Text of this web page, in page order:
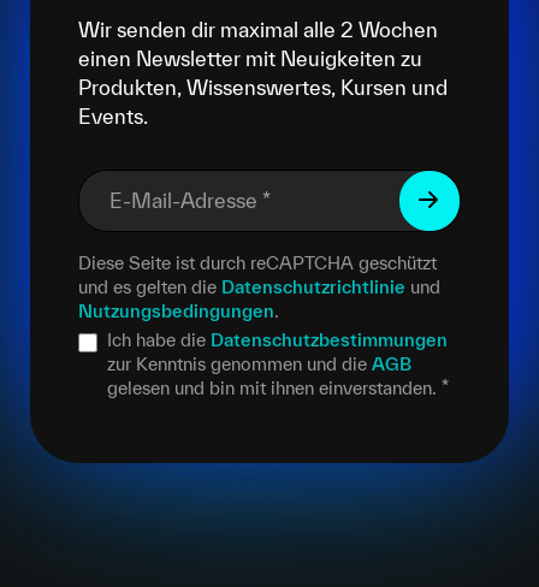
Wir senden dir maximal alle 2 Wochen
einen Newsletter mit Neuigkeiten zu
Produkten, Wissenswertes, Kursen und
Events.
E-Mail-Adresse *
Diese Seite ist durch reCAPTCHA geschützt
und es gelten die Datenschutzrichtlinie und
Nutzungsbedingungen.
Ich habe die Datenschutzbestimmungen
zur Kenntnis genommen und die AGB
gelesen und bin mit ihnen einverstanden. *